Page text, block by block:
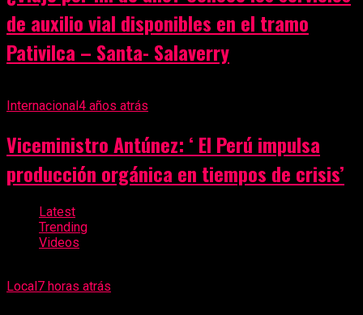
de auxilio vial disponibles en el tramo
Pativilca – Santa- Salaverry
Internacional 4 años atrás
Viceministro Antúnez: ‘ El Perú impulsa
producción orgánica en tiempos de crisis’
Latest
Trending
Videos
Local7 horas atrás